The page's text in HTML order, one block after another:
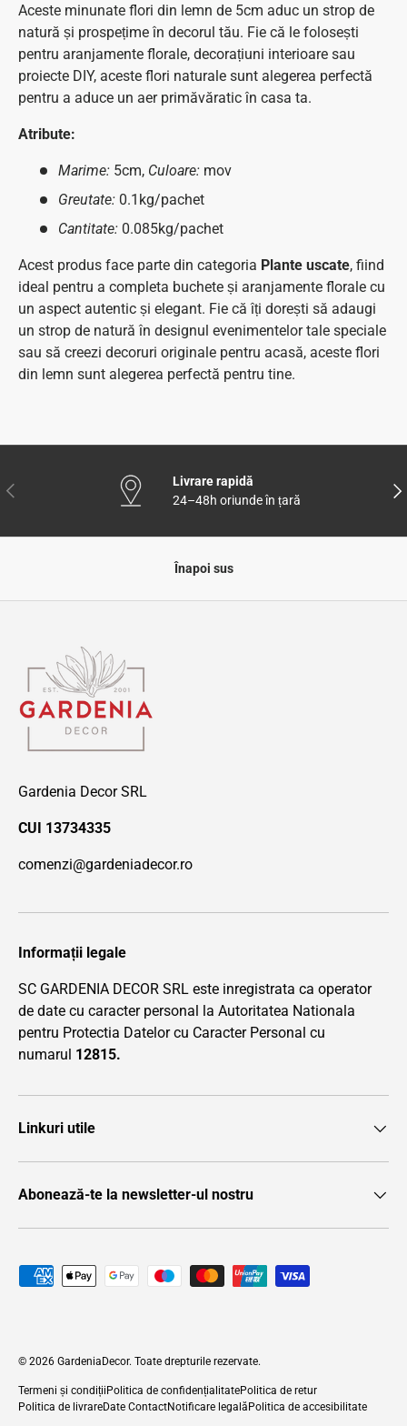
Aceste minunate flori din lemn de 5cm aduc un strop de
natură și prospețime în decorul tău. Fie că le folosești
pentru aranjamente florale, decorațiuni interioare sau
proiecte DIY, aceste flori naturale sunt alegerea perfectă
pentru a aduce un aer primăvăratic în casa ta.
Atribute:
Marime: 5cm, Culoare: mov
Greutate: 0.1kg/pachet
Cantitate: 0.085kg/pachet
Acest produs face parte din categoria Plante uscate, fiind
ideal pentru a completa buchete și aranjamente florale cu
un aspect autentic și elegant. Fie că îți dorești să adaugi
un strop de natură în designul evenimentelor tale speciale
sau să creezi decoruri originale pentru acasă, aceste flori
din lemn sunt alegerea perfectă pentru tine.
Anterior
Livrare rapidă
24–48h oriunde în țară
Înapoi sus
Gardenia Decor SRL
CUI 13734335
comenzi@gardeniadecor.ro
Informații legale
SC GARDENIA DECOR SRL este inregistrata ca operator
de date cu caracter personal la Autoritatea Nationala
pentru Protectia Datelor cu Caracter Personal cu
numarul 12815.
Linkuri utile
Abonează-te la newsletter-ul nostru
Metode de plată acceptate
© 2026 GardeniaDecor. Toate drepturile rezervate.
Termeni și condiții Politica de confidențialitatePolitica de retur
Politica de livrareDate ContactNotificare legală Politica de accesibilitate